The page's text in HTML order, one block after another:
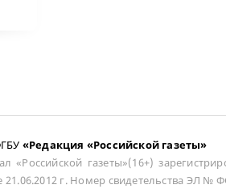
«Редакция «Российской газеты»
«Российской газеты»(16+)
21.06.2012 г. Номер свидетельства ЭЛ №